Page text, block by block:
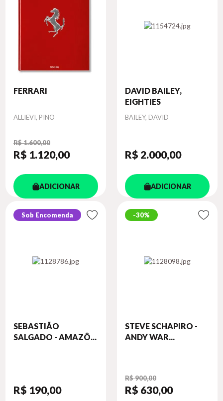
FERRARI
Autor
ALLIEVI, PINO
R$ 1.600,00
R$ 1.120,00
ADICIONAR
DAVID BAILEY,
EIGHTIES
Autor
BAILEY, DAVID
R$ 2.000,00
ADICIONAR
Sob Encomenda
SEBASTIÃO
SALGADO - AMAZÔ...
R$ 190,00
30%
STEVE SCHAPIRO -
ANDY WAR...
R$ 900,00
R$ 630,00